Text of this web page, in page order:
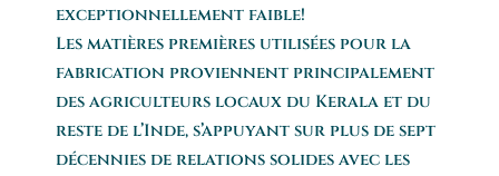
exceptionnellement faible!
Les matières premières utilisées pour la
fabrication proviennent principalement
des agriculteurs locaux du Kerala et du
reste de l’Inde, s’appuyant sur plus de sept
décennies de relations solides avec les